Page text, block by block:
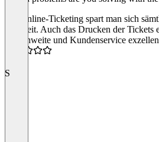
Bei Online-Ticketing spart man sich
und Zeit. Auch das Drucken der Tickets
“Reichweite und Kundenservice
S